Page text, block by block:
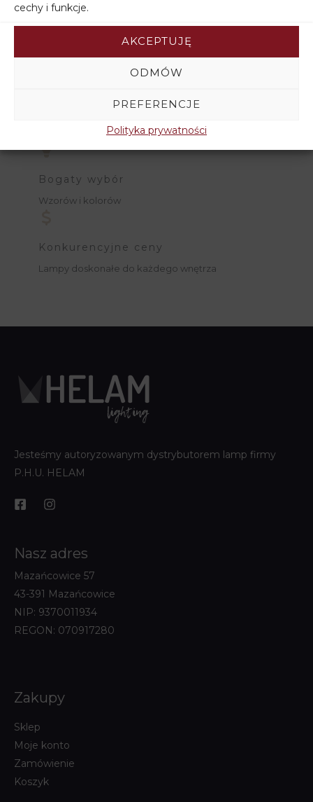
cechy i funkcje.
AKCEPTUJĘ
ODMÓW
PREFERENCJE
Polityka prywatności
ZWROT towaru
DARMOWA DOSTAWA
Przy zamówieniu powyżej 350 zł.
Bogaty wybór
Wzorów i kolorów
Konkurencyjne ceny
Lampy doskonałe do każdego wnętrza
Jesteśmy autoryzowanym dystrybutorem lamp firmy
P.H.U. HELAM
Nasz adres
Mazańcowice 57
43-391 Mazańcowice
NIP: 9370011934
REGON: 070917280
Zakupy
Sklep
Moje konto
Zamówienie
Koszyk